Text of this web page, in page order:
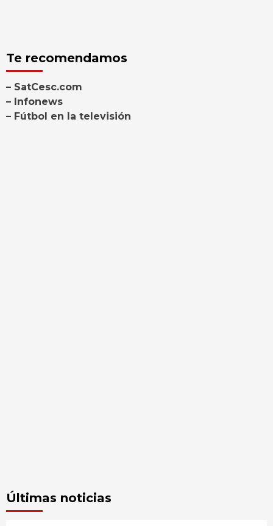
Te recomendamos
– SatCesc.com
– Infonews
– Fútbol en la televisión
Últimas noticias